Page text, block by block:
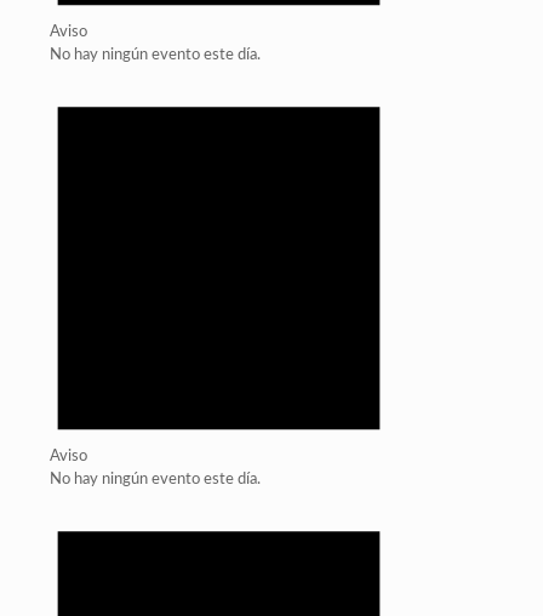
Aviso
No hay ningún evento este día.
Aviso
No hay ningún evento este día.